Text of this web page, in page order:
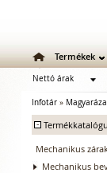
Termékek
Nettó árak
Infotár »
-
Mechanikus
Mechanikus